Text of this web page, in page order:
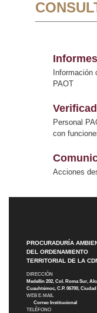
PAOT
Personal
con
Acciones
PROCURADURÍA
DEL ORDENAMIENTO
TERRITORIAL DE LA
DIRECCIÓN
Medellín 202, Col. Roma Sur,
Cuauhtémoc, C.P. 06700,
WEB E-MAIL
Correo Institucional
TELÉFONO